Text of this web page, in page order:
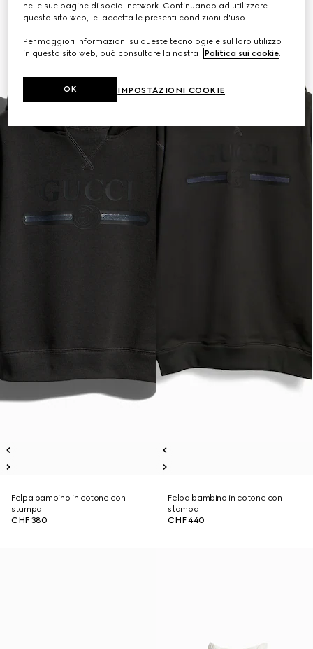
Felpa bambino in cotone con
stampa
CHF 380
Felpa bambino in cotone con
stampa
CHF 440
nelle sue pagine di social network. Continuando ad utilizzare
questo sito web, lei accetta le presenti condizioni d'uso.
Per maggiori informazioni su queste tecnologie e sul loro utilizzo
in questo sito web, può consultare la nostra
Politica sui cookie.
IMPOSTAZIONI COOKIE
OK